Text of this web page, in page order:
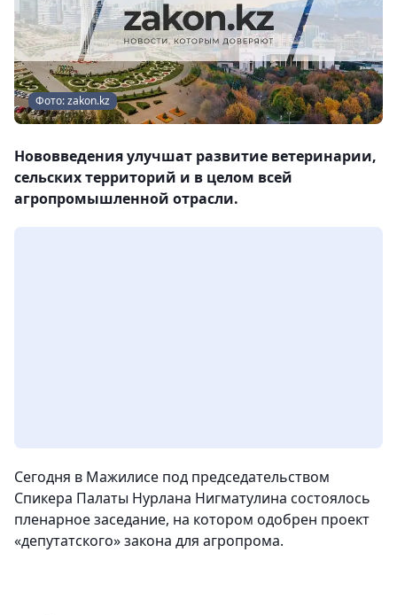
Фото: zakon.kz
Нововведения улучшат развитие ветеринарии,
сельских территорий и в целом всей
агропромышленной отрасли.
Сегодня в Мажилисе под председательством
Спикера Палаты Нурлана Нигматулина состоялось
пленарное заседание, на котором одобрен проект
«депутатского» закона для агропрома.